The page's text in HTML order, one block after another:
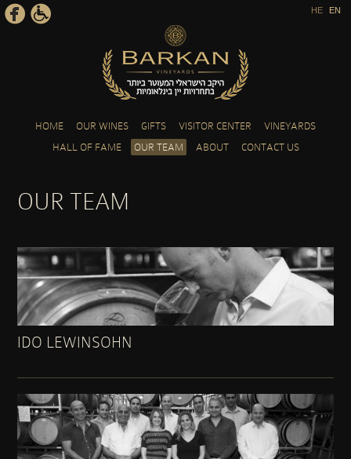
EN
HE
HOME OUR WINES GIFTS VISITOR CENTER
VINEYARDS
HALL OF FAME
OUR TEAM ABOUT CONTACT US
OUR TEAM
IDO LEWINSOHN